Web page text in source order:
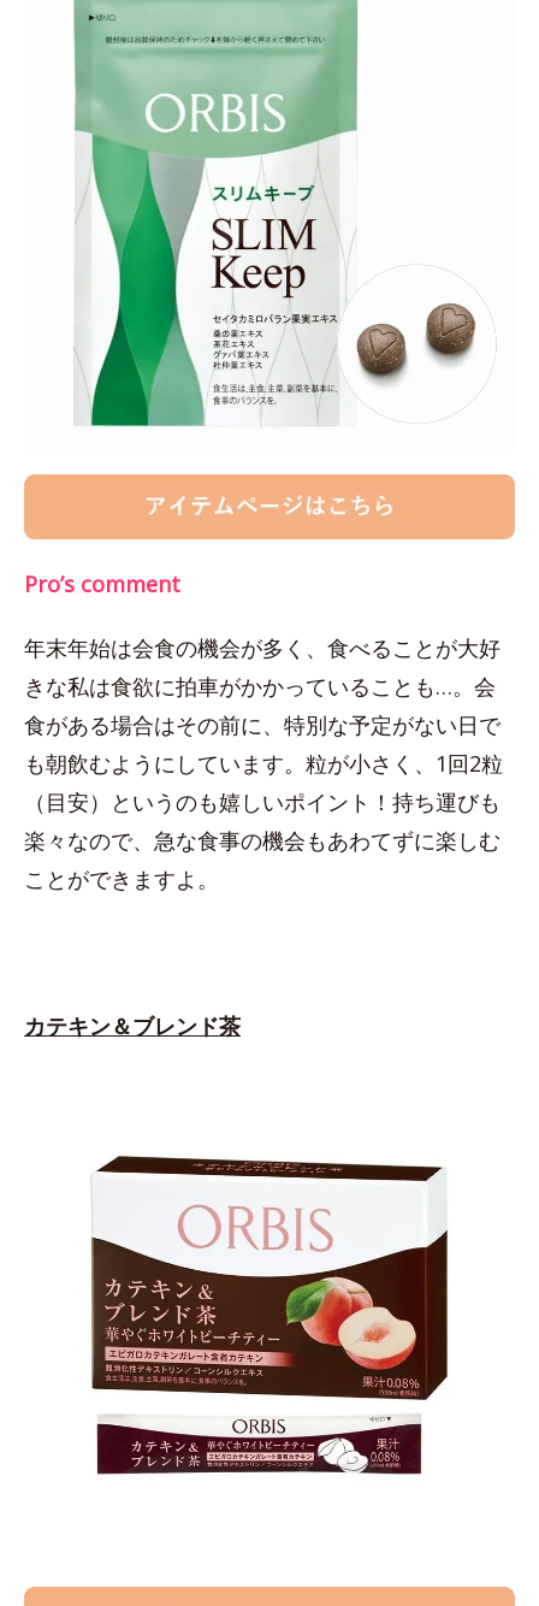
Pro’s comment
年末年始は会食の機会が多く、食べることが大好
きな私は食欲に拍車がかかっていることも…。会
食がある場合はその前に、特別な予定がない日で
も朝飲むようにしています。粒が小さく、1回2粒
（目安）というのも嬉しいポイント！持ち運びも
楽々なので、急な食事の機会もあわてずに楽しむ
ことができますよ。
カテキン＆ブレンド茶